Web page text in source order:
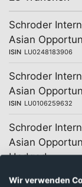
Schroder
Asian
ISIN LU0248183906
Schroder
Asian
ISIN LU0106259632
Schroder
Asian
Hedged
Wir verwenden